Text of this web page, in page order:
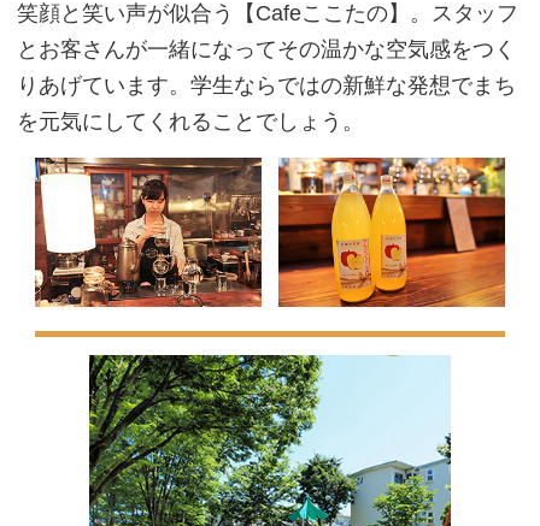
笑顔と笑い声が似合う【Cafeここたの】。スタッフ
とお客さんが一緒になってその温かな空気感をつく
りあげています。学生ならではの新鮮な発想でまち
を元気にしてくれることでしょう。